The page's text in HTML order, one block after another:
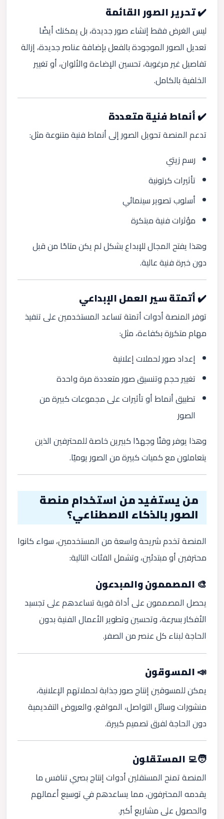
✔️ تحرير الصور القائمة
ليس الغرض فقط إنشاء صور جديدة، بل يمكنك أيضًا
تعديل الصور الموجودة بالفعل بإضافة عناصر جديدة، إزالة
تفاصيل غير مرغوبة، تحسين الإضاءة والألوان، أو تغيير
الخلفية بالكامل.
✔️ أنماط فنية متعددة
تدعم المنصة تحويل الصور إلى أنماط فنية متنوعة مثل:
رسم زيتي
تأثيرات كرتونية
أسلوب تصوير سينمائي
مؤثرات فنية مبتكرة
وهذا يفتح المجال للإبداع بشكل لم يكن متاحًا من قبل
دون خبرة فنية عالية.
✔️ أتمتة سير العمل الإبداعي
توفر المنصة أدوات أتمتة تساعد المستخدمين على تنفيذ
مهام متكررة بكفاءة، مثل:
إعداد صور لحملات إعلانية
تغيير حجم وتنسيق صور متعددة مرة واحدة
تطبيق أنماط أو تأثيرات على مجموعات كبيرة من
الصور
وهذا يوفر وقتًا وجهدًا كبيرين خاصة للمحترفين الذين
يتعاملون مع كميات كبيرة من الصور يوميًا.
من يستفيد من استخدام منصة
الصور بالذكاء الاصطناعي؟
المنصة تخدم شريحة واسعة من المستخدمين، سواء كانوا
محترفين أو مبتدئين، وتشمل الفئات التالية:
🎨 المصممون والمبدعون
يحصل المصممون على أداة قوية تساعدهم على تجسيد
الأفكار بسرعة، وتحسين وتطوير الأعمال الفنية بدون
الحاجة لبناء كل عنصر من الصفر.
📣 المسوقون
يمكن للمسوقين إنتاج صور جذابة لحملاتهم الإعلانية،
منشورات وسائل التواصل، المواقع، والعروض التقديمية
دون الحاجة لفرق تصميم كبيرة.
🧑‍💻 المستقلون
المنصة تمنح المستقلين أدوات إنتاج بصري تنافس ما
يقدمه المحترفون، مما يساعدهم في توسيع أعمالهم
والحصول على مشاريع أكبر.